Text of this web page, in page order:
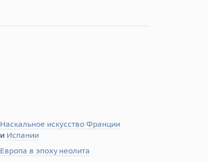
Наскальное искусство Франции
и Испании
Европа в эпоху неолита